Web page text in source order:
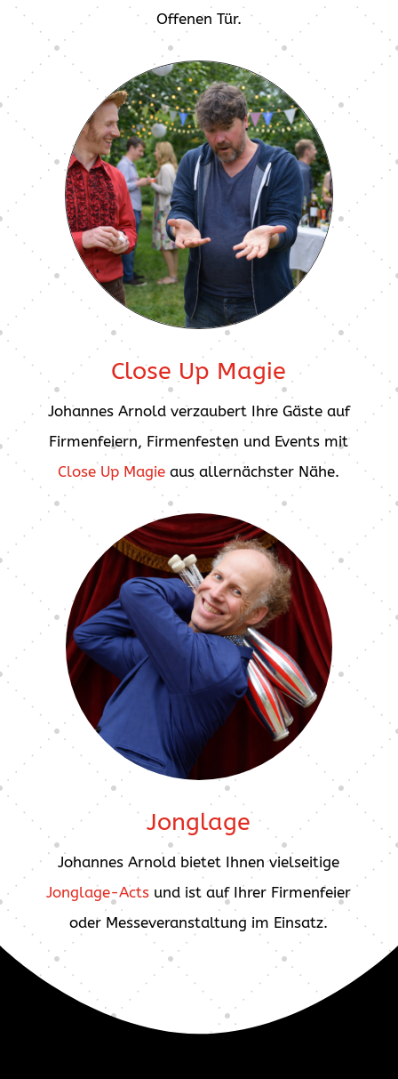
Offenen Tür.
Close Up Magie
Johannes Arnold verzaubert Ihre Gäste auf
Firmenfeiern, Firmenfesten und Events mit
Close Up Magie aus allernächster Nähe.
Jonglage
Johannes Arnold bietet Ihnen vielseitige
Jonglage-Acts und ist auf Ihrer Firmenfeier
oder Messeveranstaltung im Einsatz.